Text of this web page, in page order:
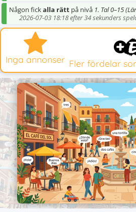
Någon fickalla rätt på nivå 1. Tal 0–15
2026-07-03 18:18 efter 34 sekunders
Inga annonser Fler fördelar